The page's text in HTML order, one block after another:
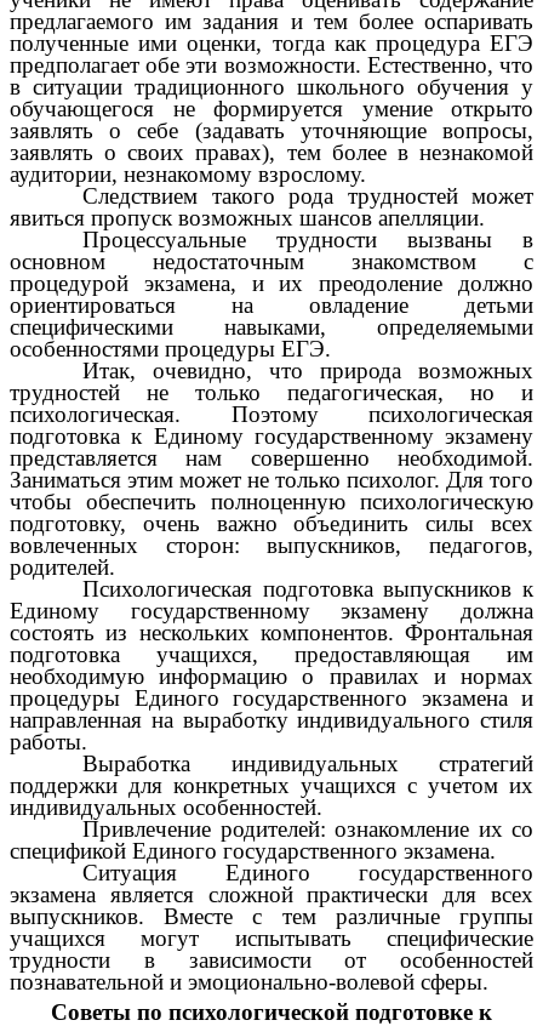
предлагаемого им задания и тем более оспаривать
полученные ими оценки, тогда как процедура ЕГЭ
предполагает обе эти возможности. Естественно, что
в ситуации традиционного школьного обучения у
обучающегося не формируется умение открыто
заявлять о себе (задавать уточняющие вопросы,
заявлять о своих правах), тем более в незнакомой
аудитории, незнакомому взрослому.
Следствием такого рода трудностей может
явиться пропуск возможных шансов апелляции.
Процессуальные трудности вызваны в
основном недостаточным знакомством с
процедурой экзамена, и их преодоление должно
ориентироваться на овладение детьми
специфическими навыками, определяемыми
особенностями процедуры ЕГЭ.
Итак, очевидно, что природа возможных
трудностей не только педагогическая, но и
психологическая. Поэтому психологическая
подготовка к Единому государственному экзамену
представляется нам совершенно необходимой.
Заниматься этим может не только психолог. Для того
чтобы обеспечить полноценную психологическую
подготовку, очень важно объединить силы всех
вовлеченных сторон: выпускников, педагогов,
родителей.
Психологическая подготовка выпускников к
Единому государственному экзамену должна
состоять из нескольких компонентов. Фронтальная
подготовка учащихся, предоставляющая им
необходимую информацию о правилах и нормах
процедуры Единого государственного экзамена и
направленная на выработку индивидуального стиля
работы.
Выработка индивидуальных стратегий
поддержки для конкретных учащихся с учетом их
индивидуальных особенностей.
Привлечение родителей: ознакомление их со
спецификой Единого государственного экзамена.
Ситуация Единого государственного
экзамена является сложной практически для всех
выпускников. Вместе с тем различные группы
учащихся могут испытывать специфические
трудности в зависимости от особенностей
познавательной и эмоционально-волевой сферы.
Советы по психологической подготовке к